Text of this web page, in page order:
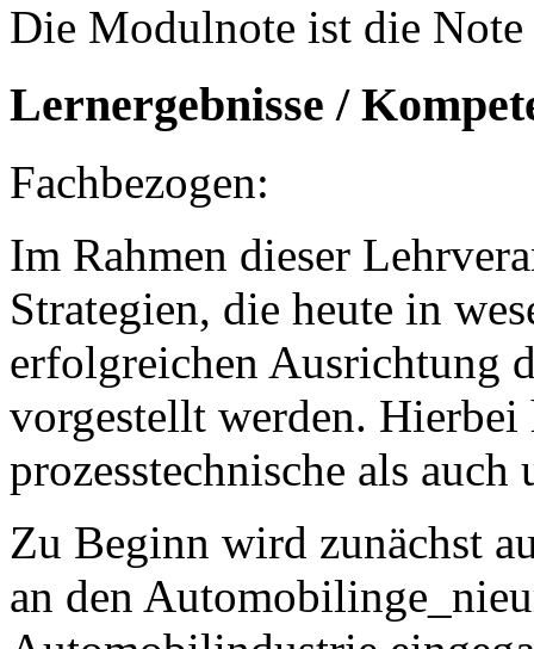
Die Modulnote ist die Note
Lernergebnisse /
Fachbezogen:
Im Rahmen dieser
Strategien, die heute in
erfolgreichen Ausrichtung
vorgestellt werden.
prozesstechnische als
Zu Beginn wird zunächst
an den